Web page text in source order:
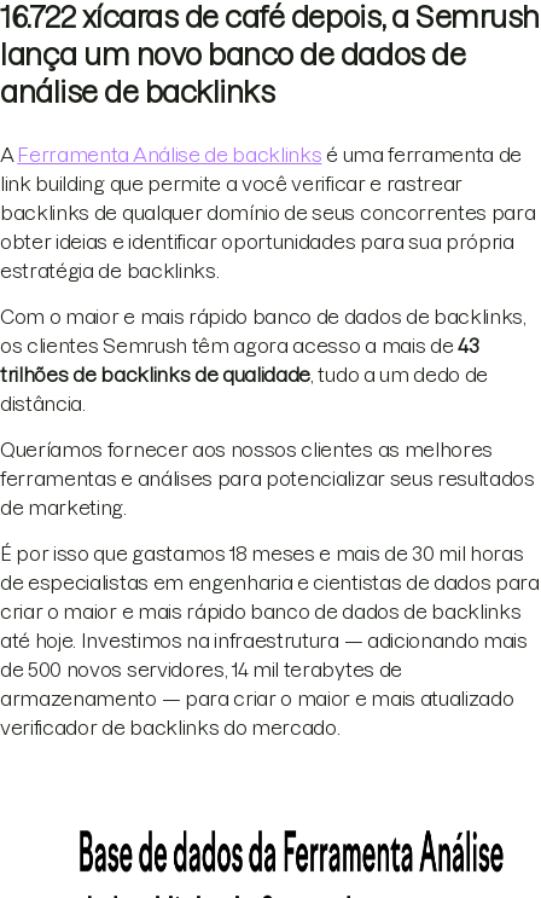
16.722 xícaras de café depois, a Semrush
lança um novo banco de dados de
análise de backlinks
A Ferramenta Análise de backlinks é uma ferramenta de
link building que permite a você verificar e rastrear
backlinks de qualquer domínio de seus concorrentes para
obter ideias e identificar oportunidades para sua própria
estratégia de backlinks.
Com o maior e mais rápido banco de dados de backlinks,
os clientes Semrush têm agora acesso a mais de 43
trilhões de backlinks de qualidade , tudo a um dedo de
distância.
Queríamos fornecer aos nossos clientes as melhores
ferramentas e análises para potencializar seus resultados
de marketing.
É por isso que gastamos 18 meses e mais de 30 mil horas
de especialistas em engenharia e cientistas de dados para
criar o maior e mais rápido banco de dados de backlinks
até hoje. Investimos na infraestrutura — adicionando mais
de 500 novos servidores, 14 mil terabytes de
armazenamento — para criar o maior e mais atualizado
verificador de backlinks do mercado.